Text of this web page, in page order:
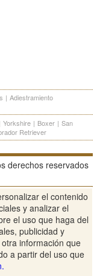
| Adiestramiento
Yorkshire | Boxer | San
Retriever
derechos reservados
Aviso Legal Política de
| Condiciones de uso
el contenido
y analizar el
el uso que haga del
publicidad y
información que
a partir del uso que